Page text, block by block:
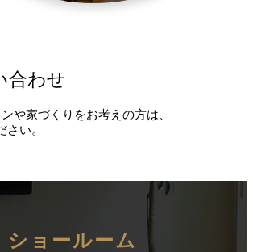
合わせ
や家づくりをお考えの方は、
い。
ショールーム